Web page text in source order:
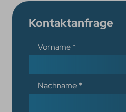
Kontaktanfrage
Vorname*
Nachname*